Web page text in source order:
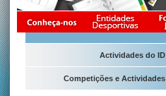
Actividades do ID
Competições e Actividades